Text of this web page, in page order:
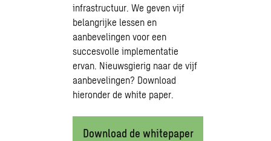
infrastructuur. We geven vijf
belangrijke lessen en
aanbevelingen voor een
succesvolle implementatie
ervan. Nieuwsgierig naar de vijf
aanbevelingen? Download
hieronder de white paper.
Download de whitepaper